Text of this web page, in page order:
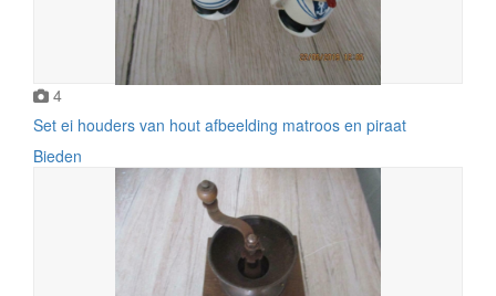
4
Set ei houders van hout afbeelding matroos en piraat
Bieden